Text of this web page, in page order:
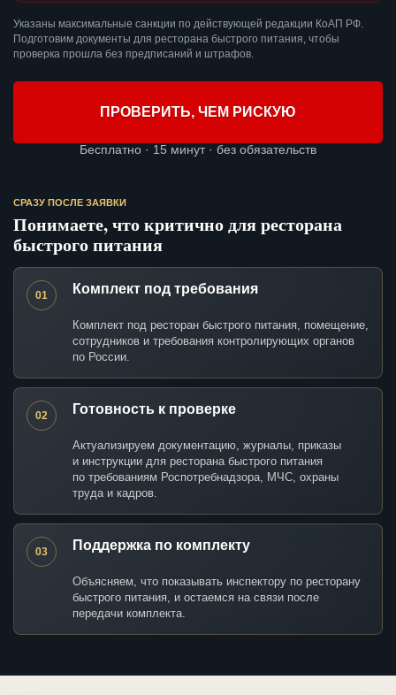
Указаны максимальные санкции по действующей редакции КоАП РФ.
Подготовим документы для ресторана быстрого питания, чтобы
проверка прошла без предписаний и штрафов.
ПРОВЕРИТЬ, ЧЕМ РИСКУЮ
Бесплатно · 15 минут · без обязательств
СРАЗУ ПОСЛЕ ЗАЯВКИ
Понимаете, что критично для ресторана
быстрого питания
01 Комплект под требования
Комплект под ресторан быстрого питания, помещение,
сотрудников и требования контролирующих органов
по России.
02 Готовность к проверке
Актуализируем документацию, журналы, приказы
и инструкции для ресторана быстрого питания
по требованиям Роспотребнадзора, МЧС, охраны
труда и кадров.
03 Поддержка по комплекту
Объясняем, что показывать инспектору по ресторану
быстрого питания, и остаемся на связи после
передачи комплекта.